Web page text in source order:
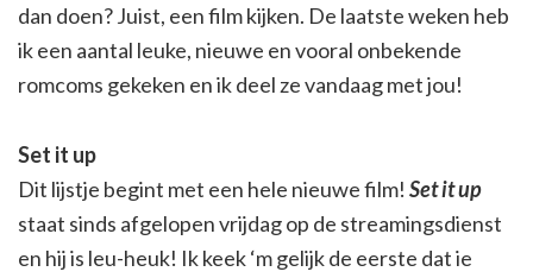
dan doen? Juist, een film kijken. De laatste weken heb
ik een aantal leuke, nieuwe en vooral onbekende
romcoms gekeken en ik deel ze vandaag met jou!
Set it up
Dit lijstje begint met een hele nieuwe film! Set it up
staat sinds afgelopen vrijdag op de streamingsdienst
en hij is leu-heuk! Ik keek ‘m gelijk de eerste dat ie